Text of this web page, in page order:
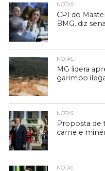
NOTAS
CPI do
BMG, diz
NOTAS
MG lidera
garimpo
NOTAS
Proposta de
carne e
NOTAS